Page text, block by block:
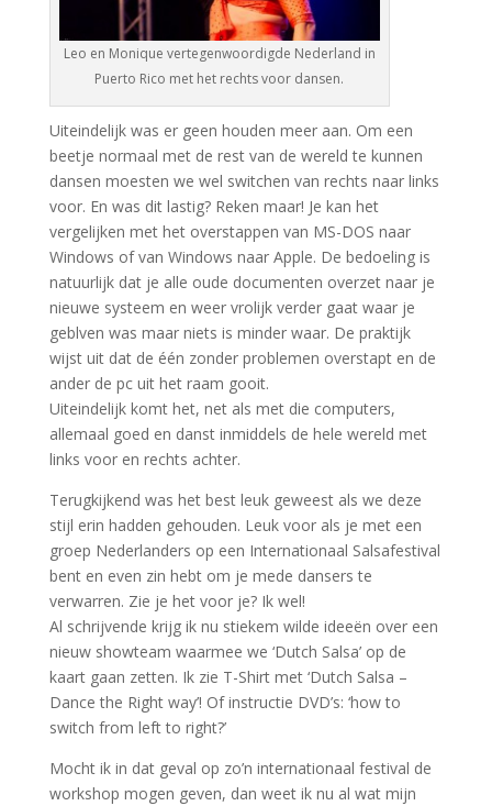
Leo en Monique vertegenwoordigde Nederland in
Puerto Rico met het rechts voor dansen.
Uiteindelijk was er geen houden meer aan. Om een
beetje normaal met de rest van de wereld te kunnen
dansen moesten we wel switchen van rechts naar links
voor. En was dit lastig? Reken maar! Je kan het
vergelijken met het overstappen van MS-DOS naar
Windows of van Windows naar Apple. De bedoeling is
natuurlijk dat je alle oude documenten overzet naar je
nieuwe systeem en weer vrolijk verder gaat waar je
geblven was maar niets is minder waar. De praktijk
wijst uit dat de één zonder problemen overstapt en de
ander de pc uit het raam gooit.
Uiteindelijk komt het, net als met die computers,
allemaal goed en danst inmiddels de hele wereld met
links voor en rechts achter.
Terugkijkend was het best leuk geweest als we deze
stijl erin hadden gehouden. Leuk voor als je met een
groep Nederlanders op een Internationaal Salsafestival
bent en even zin hebt om je mede dansers te
verwarren. Zie je het voor je? Ik wel!
Al schrijvende krijg ik nu stiekem wilde ideeën over een
nieuw showteam waarmee we ‘Dutch Salsa’ op de
kaart gaan zetten. Ik zie T-Shirt met ‘Dutch Salsa –
Dance the Right way’! Of instructie DVD’s: ‘how to
switch from left to right?’
Mocht ik in dat geval op zo’n internationaal festival de
workshop mogen geven, dan weet ik nu al wat mijn